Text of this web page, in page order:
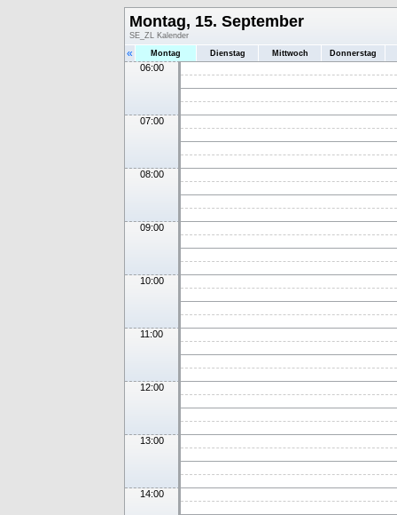
Montag, 15. September
SE_ZL Kalender
« Montag Dienstag Mittwoch Donnerstag
06:00
07:00
08:00
09:00
10:00
11:00
12:00
13:00
14:00